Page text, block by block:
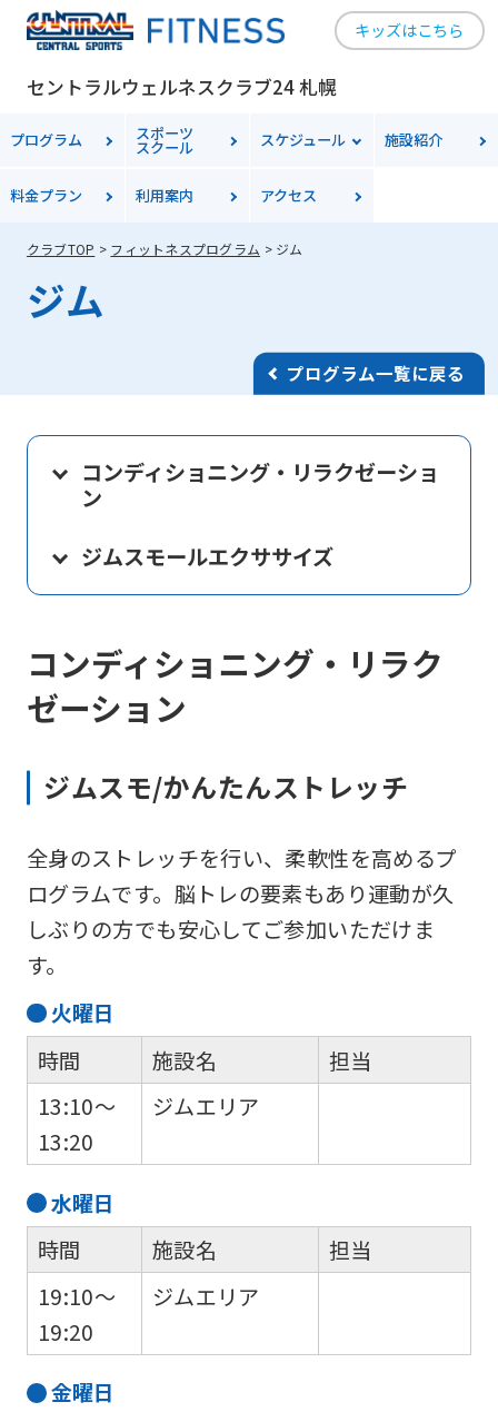
キッズはこちら
セントラルウェルネスクラブ24 札幌
プログラム スポーツ
スクール スケジュール 施設紹介
料金プラン 利用案内 アクセス
クラブTOP フィットネスプログラム ジム
ジム
プログラム一覧に戻る
コンディショニング・リラクゼーショ
ン
ジムスモールエクササイズ
コンディショニング・リラク
ゼーション
ジムスモ/かんたんストレッチ
全身のストレッチを行い、柔軟性を高めるプ
ログラムです。脳トレの要素もあり運動が久
しぶりの方でも安心してご参加いただけま
す。
火曜日
時間
13:10～
13:20
施設名
ジムエリア
担当
水曜日
時間
19:10～
19:20
施設名
ジムエリア
担当
金曜日